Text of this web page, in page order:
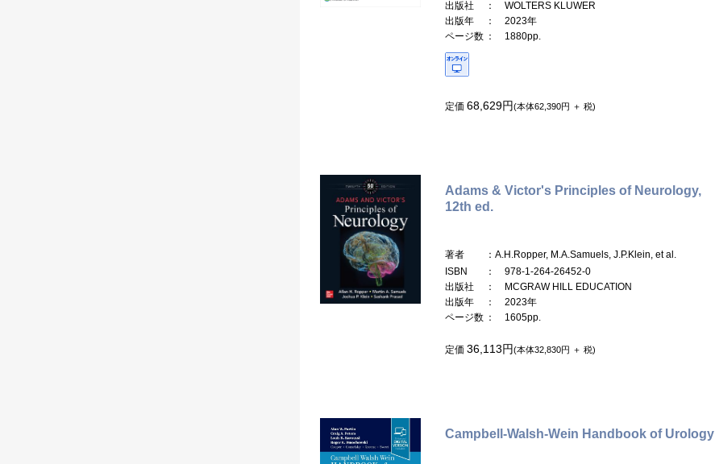
出版社
： WOLTERS KLUWER
出版年
： 2023年
ページ数 ： 1880pp.
定価 68,629円(本体62,390円 ＋ 税)
Adams & Victor's Principles of Neurology,
12th ed.
著者
：A.H.Ropper, M.A.Samuels, J.P.Klein, et al.
ISBN
： 978-1-264-26452-0
出版社
： MCGRAW HILL EDUCATION
出版年
： 2023年
ページ数 ： 1605pp.
定価 36,113円(本体32,830円 ＋ 税)
Campbell-Walsh-Wein Handbook of Urology